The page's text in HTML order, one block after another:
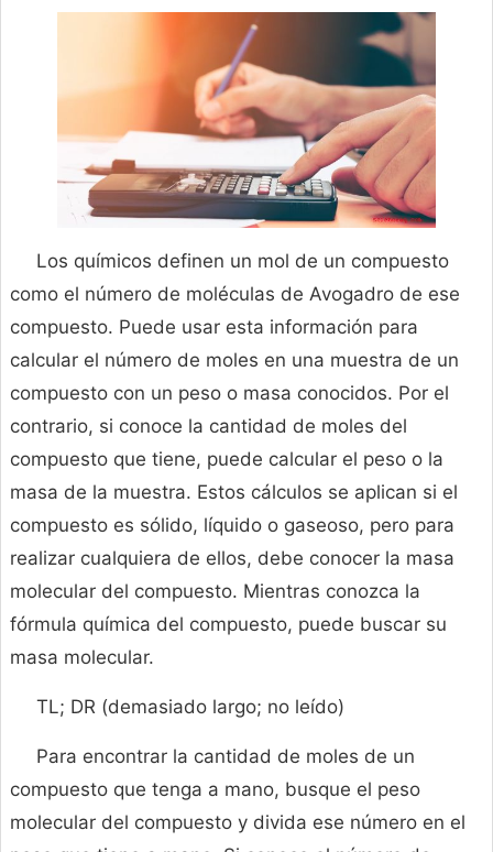
Los químicos definen un mol de un compuesto
como el número de moléculas de Avogadro de ese
compuesto. Puede usar esta información para
calcular el número de moles en una muestra de un
compuesto con un peso o masa conocidos. Por el
contrario, si conoce la cantidad de moles del
compuesto que tiene, puede calcular el peso o la
masa de la muestra. Estos cálculos se aplican si el
compuesto es sólido, líquido o gaseoso, pero para
realizar cualquiera de ellos, debe conocer la masa
molecular del compuesto. Mientras conozca la
fórmula química del compuesto, puede buscar su
masa molecular.
TL; DR (demasiado largo; no leído)
Para encontrar la cantidad de moles de un
compuesto que tenga a mano, busque el peso
molecular del compuesto y divida ese número en el